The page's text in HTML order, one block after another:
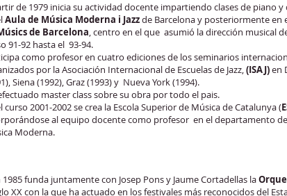
de 1979 inicia su actividad docente impartiendo clases de piano y
Aula de Música Moderna i Jazzde Barcelona y posteriormente en
de Barcelona, centro en el que asumió la dirección musical
91-92 hasta el 93-94.
como profesor en cuatro ediciones de los seminarios
por la Asociación Internacional de Escuelas de Jazz,(ISAJ)en
Siena (1992), Graz (1993) y Nueva York (1994).
master class sobre su obra por todo el pais.
curso 2001-2002 se crea la Escola Superior de Música de Catalunya (
al equipo docente como profesor en el departamento de
Moderna.
1985 funda juntamente con Josep Pons y Jaume Cortadellas la
XX con la que ha actuado en los festivales más reconocidos del